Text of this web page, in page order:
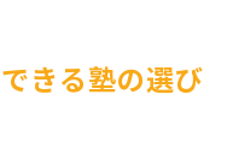
きる塾の選び